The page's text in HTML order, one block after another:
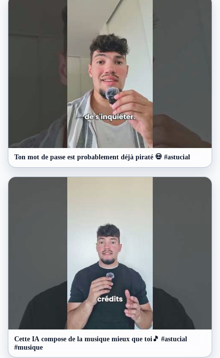
Ton mot de passe est probablement déjà piraté 💀 #astucial
Cette IA compose de la musique mieux que toi🎵 #astucial
#musique